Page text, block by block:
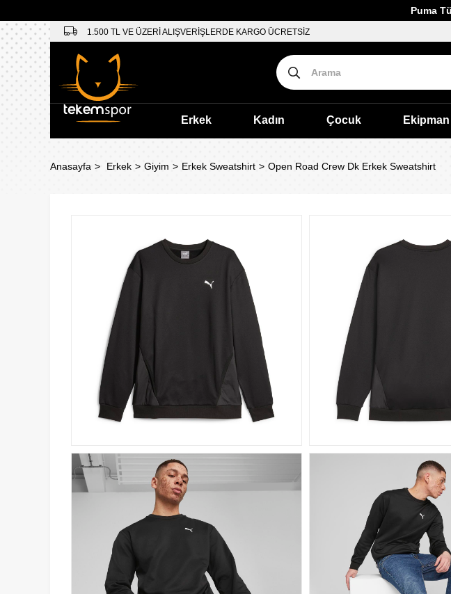
Puma
1.500 TL VE ÜZERİ ALIŞVERİŞLERDE KARGO ÜCRETSİZ
Erkek Kadın Çocuk Ekipman
Anasayfa Erkek Giyim Erkek Sweatshirt Open Road Crew Dk Erkek Sweatshirt